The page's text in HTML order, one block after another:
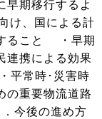
早期移行するよ
け、国による計
ること ・早期
連携による効果
平常時･災害時
の重要物流道路
今後の進め方